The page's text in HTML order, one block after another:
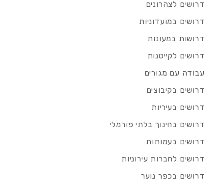
דרושים לצהרונים
דרושים במועדוניות
דרושות במעונות
דרושים לקייטנות
עבודה עם מגורים
דרושים בקיבוצים
דרושים בעיריות
דרושים בחינוך בלתי פורמלי
דרושים בעמותות
דרושים לחברות עירוניות
דרושים בכפר נוער